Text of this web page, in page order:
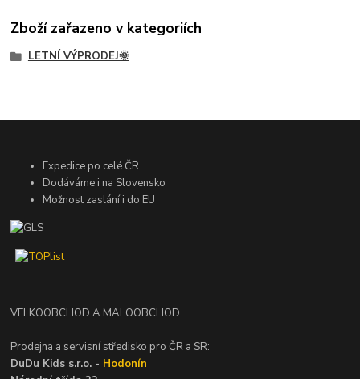
Zboží zařazeno v kategoriích
LETNÍ VÝPRODEJ🌞
Expedice po celé ČR
Dodáváme i na Slovensko
Možnost zaslání i do EU
VELKOOBCHOD A MALOOBCHOD
Prodejna a servisní středisko pro ČR a SR:
DuDu Kids s.r.o. - Hodonín